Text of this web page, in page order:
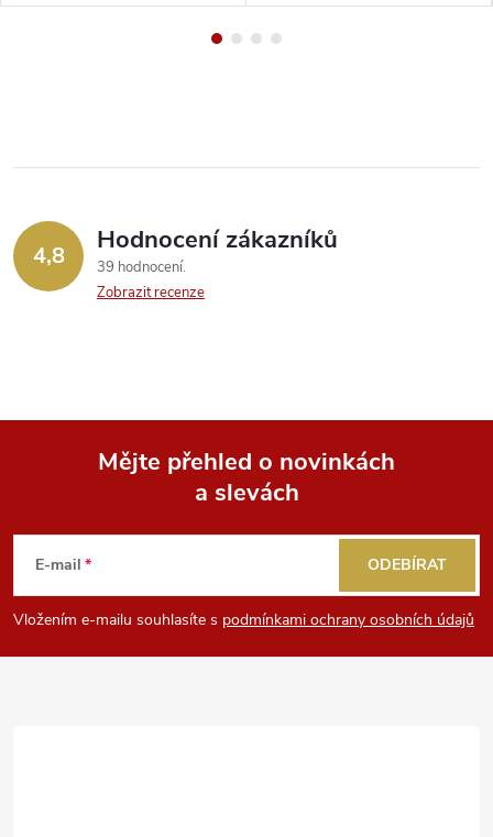
4,8 Hodnocení zákazníků
39 hodnocení
Zobrazit recenze
p
Mějte přehled o novinkách
a slevách
E-mail
Vložením e-mailu souhlasíte s podmínkami ochrany osobních údajů
ODEBÍRAT